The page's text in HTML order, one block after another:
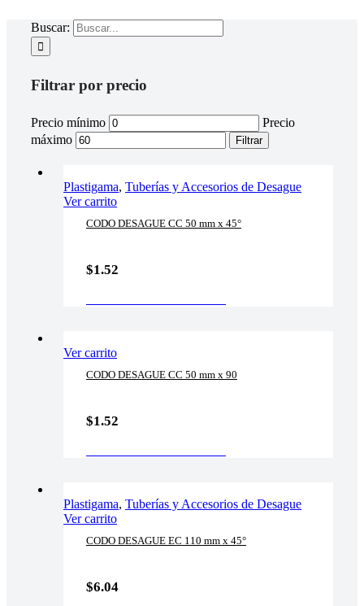
Buscar:
Filtrar por precio
Precio mínimo
Precio
máximo
Filtrar
Plastigama, Tuberías y Accesorios de Desague
Ver carrito
CODO DESAGUE CC 50 mm x 45°
$1.52
Ver carrito
CODO DESAGUE CC 50 mm x 90
$1.52
Plastigama, Tuberías y Accesorios de Desague
Ver carrito
CODO DESAGUE EC 110 mm x 45°
$6.04